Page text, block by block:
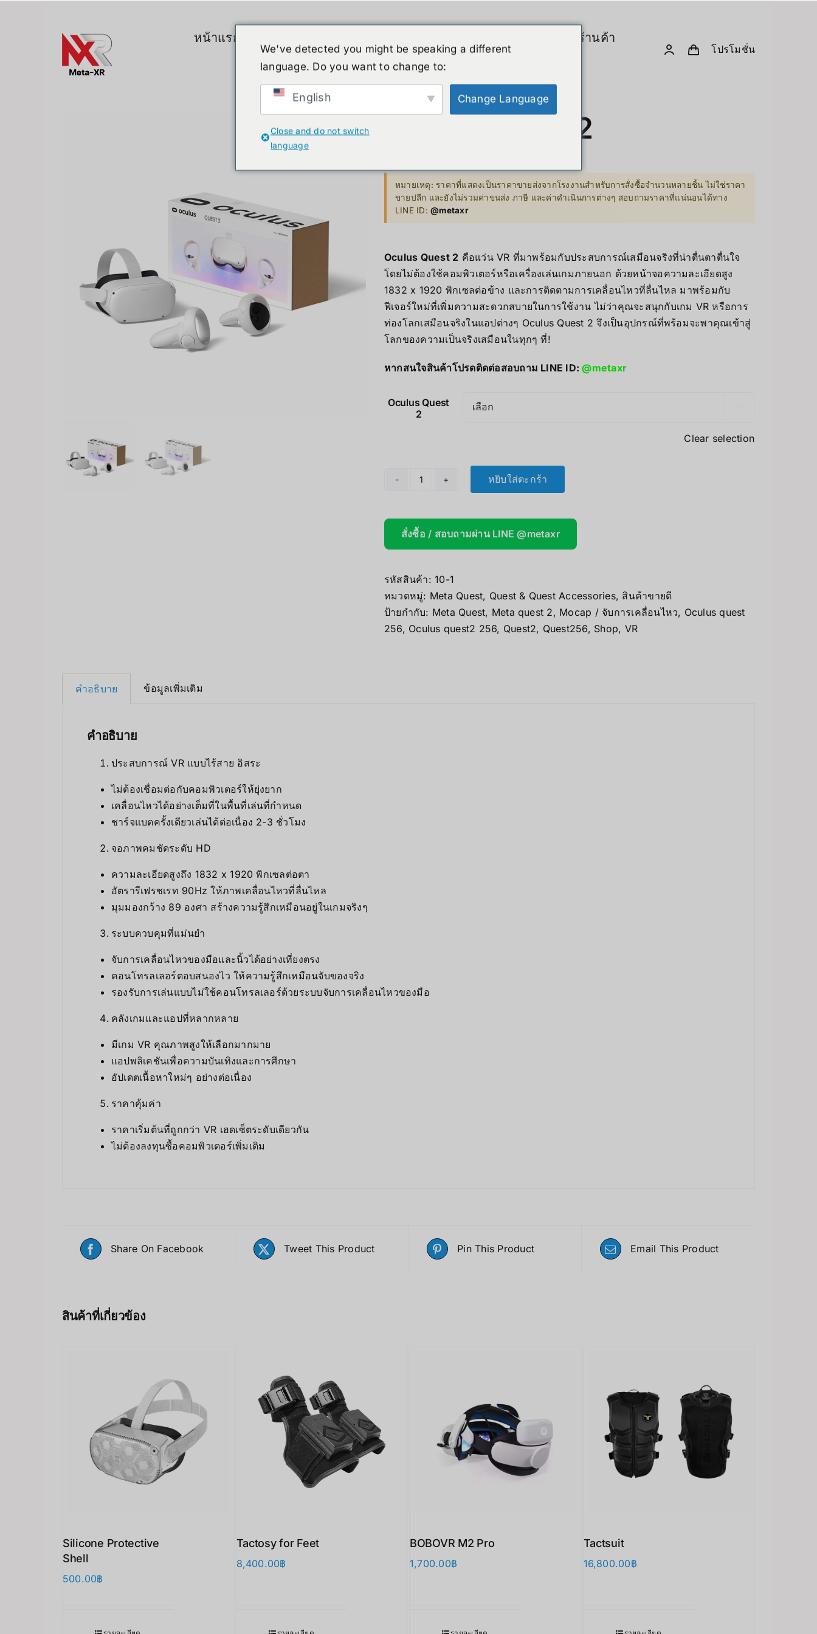
หน้าแรก
A. VR / AR / XR
Quest & Quest Accessories
Apple Vision Pro
B. Smart Glasses &
Microsoft Hololens 2
C. GPU & Computing
VGA Card
Supermicro GPU Server
Mini/Micro PC & eGPU
AOOSTAR
Wireless Receivers/Transmitters
Robodog
Accessories
GiiKER Puzzle Games
ร้านค้า
สินค้าลดราคา
เกี่ยวกับเรา
โปรโมชั่น
Oculus Quest 2
range:
12,990.00฿
หมายเหตุ: ราคาที่แสดงเป็นราคาขายส่งจากโรงงานสำหรับการสั่งซื้อจำนวนหลายชิ้น ไม่ใช่ราคา
ขายปลีก และยังไม่รวมค่าขนส่ง ภาษี และค่าดำเนินการต่างๆ สอบถามราคาที่แน่นอนได้ทาง
LINE ID:@metaxr
Oculus Quest 2 คือแว่น VR ที่มาพร้อมกับประสบการณ์เสมือนจริงที่น่าตื่นตาตื่นใจ
โดยไม่ต้องใช้คอมพิวเตอร์หรือเครื่องเล่นเกมภายนอก ด้วยหน้าจอความละเอียดสูง
1832 x 1920 พิกเซลต่อข้าง และการติดตามการเคลื่อนไหวที่ลื่นไหล มาพร้อมกับ
ฟีเจอร์ใหม่ที่เพิ่มความสะดวกสบายในการใช้งาน ไม่ว่าคุณจะสนุกกับเกม VR หรือการ
ท่องโลกเสมือนจริงในแอปต่างๆ Oculus Quest 2 จึงเป็นอุปกรณ์ที่พร้อมจะพาคุณเข้าสู่
โลกของความเป็นจริงเสมือนในทุกๆ ที่!
หากสนใจสินค้าโปรดติดต่อสอบถาม LINE ID:@metaxr
Oculus Quest
2
Clear selection
จำนวน
Quest
2
ชิ้น
หยิบใส่ตะกร้า
สั่งซื้อ / สอบถามผ่าน LINE @metaxr
รหัสสินค้า:10-1
หมวดหมู่: Meta Quest, Quest & Quest Accessories, สินค้าขายดี
ป้ายกำกับ: Meta Quest, Meta quest 2, Mocap / จับการเคลื่อนไหว, Oculus quest
256, Oculus quest2 256, Quest2, Quest256, Shop, VR
คำอธิบาย ข้อมูลเพิ่มเติม
คำอธิบาย
ประสบการณ์ VR แบบไร้สาย อิสระ
ไม่ต้องเชื่อมต่อกับคอมพิวเตอร์ให้ยุ่งยาก
เคลื่อนไหวได้อย่างเต็มที่ในพื้นที่เล่นที่กำหนด
ชาร์จแบตครั้งเดียวเล่นได้ต่อเนื่อง 2-3 ชั่วโมง
จอภาพคมชัดระดับ HD
ความละเอียดสูงถึง 1832 x 1920 พิกเซลต่อตา
อัตรารีเฟรชเรท 90Hz ให้ภาพเคลื่อนไหวที่ลื่นไหล
มุมมองกว้าง 89 องศา สร้างความรู้สึกเหมือนอยู่ในเกมจริงๆ
ระบบควบคุมที่แม่นยำ
จับการเคลื่อนไหวของมือและนิ้วได้อย่างเที่ยงตรง
คอนโทรลเลอร์ตอบสนองไว ให้ความรู้สึกเหมือนจับของจริง
รองรับการเล่นแบบไม่ใช้คอนโทรลเลอร์ด้วยระบบจับการเคลื่อนไหวของมือ
คลังเกมและแอปที่หลากหลาย
มีเกม VR คุณภาพสูงให้เลือกมากมาย
แอปพลิเคชันเพื่อความบันเทิงและการศึกษา
อัปเดตเนื้อหาใหม่ๆ อย่างต่อเนื่อง
ราคาคุ้มค่า
ราคาเริ่มต้นที่ถูกกว่า VR เฮดเซ็ตระดับเดียวกัน
ไม่ต้องลงทุนซื้อคอมพิวเตอร์เพิ่มเติม
Share On Facebook Tweet This Product Pin This Product Email This Product
สินค้าที่เกี่ยวข้อง
Silicone Protective
Shell
500.00฿
Tactosy for Feet
8,400.00฿
BOBOVR M2 Pro
1,700.00฿
Tactsuit
16,800.00฿
We've detected you might be speaking a different
language. Do you want to change to:
English Change Language
Close and do not switch
language